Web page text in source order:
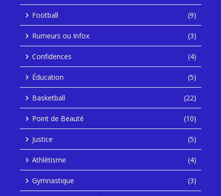
Football (9)
Rumeurs ou Infox (3)
Confidences (4)
Éducation (5)
Basketball (22)
Point de Beauté (10)
Justice (5)
Athlétisme (4)
Gymnastique (3)